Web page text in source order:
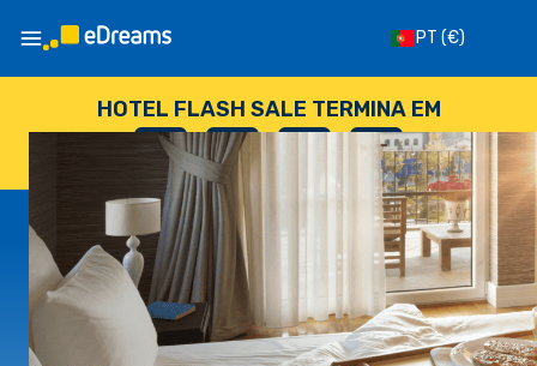
PT (€)
HOTEL FLASH SALE TERMINA EM
--
DIAS
: --
HORAS
: --
SEGUNDOS